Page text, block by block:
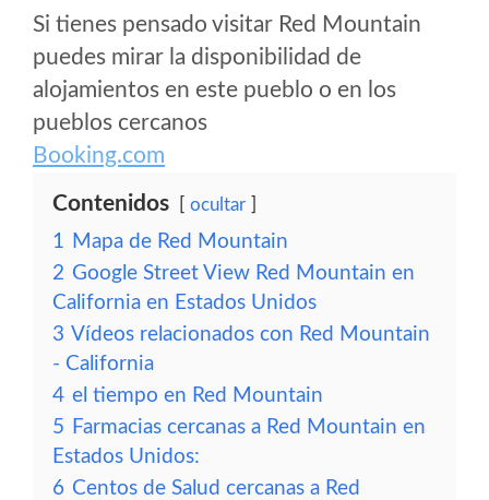
Si tienes pensado visitar Red Mountain
puedes mirar la disponibilidad de
alojamientos en este pueblo o en los
pueblos cercanos
Booking.com
Contenidos ocultar
1 Mapa de Red Mountain
2 Google Street View Red Mountain en
California en Estados Unidos
3 Vídeos relacionados con Red Mountain
- California
4 el tiempo en Red Mountain
5 Farmacias cercanas a Red Mountain en
Estados Unidos:
6 Centos de Salud cercanas a Red